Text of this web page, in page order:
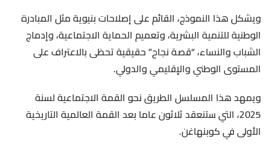
ويشكل هذا النموذج، القائم على إصلاحات بنيوية مثل المبادرة
الوطنية للتنمية البشرية، وتعميم الحماية الاجتماعية، وإدماج
الشباب والنساء، “قصة نجاح” حقيقية تحظى بالاعتراف على
المستوى الوطني والإقليمي والدولي.
ويمهد هذا المسلسل الطريق نحو القمة الاجتماعية لسنة
2025، التي ستنعقد ثلاثون عاما بعد القمة العالمية التاريخية
الأولى في كوبنهاغن.